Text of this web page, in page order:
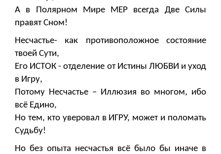
А в Полярном Мире МЕР всегда Две Силы
правят Сном!
Несчастье- как противоположное состояние
твоей Сути,
Его ИСТОК - отделение от Истины ЛЮБВИ и уход
в Игру,
Потому Несчастье – Иллюзия во многом, ибо
всё Едино,
Но тем, кто уверовал в ИГРУ, может и поломать
Судьбу!
Но без опыта несчастья всё было бы иначе в